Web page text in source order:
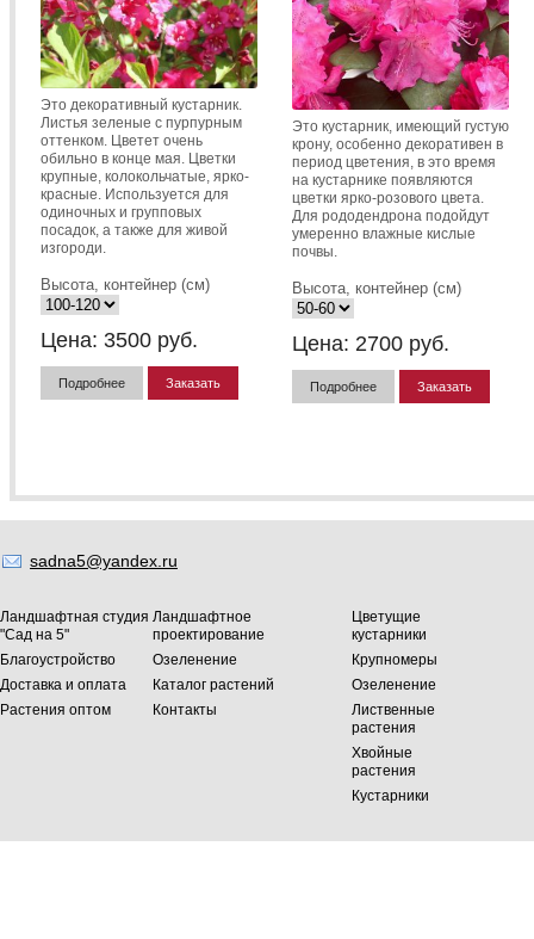
Это декоративный кустарник.
Листья зеленые с пурпурным
оттенком. Цветет очень
обильно в конце мая. Цветки
крупные, колокольчатые, ярко-
красные. Используется для
одиночных и групповых
посадок, а также для живой
изгороди.
Высота, контейнер (см)
Цена: 3500 руб.
Подробнее Заказать
Это кустарник, имеющий густую
крону, особенно декоративен в
период цветения, в это время
на кустарнике появляются
цветки ярко-розового цвета.
Для рододендрона подойдут
умеренно влажные кислые
почвы.
Высота, контейнер (см)
Цена: 2700 руб.
Подробнее Заказать
sadna5@yandex.ru
Ландшафтная студия
"Сад на 5"
Ландшафтное
проектирование
Благоустройство
Озеленение
Доставка и оплата
Каталог растений
Растения оптом
Контакты
Цветущие
кустарники
Крупномеры
Озеленение
Лиственные
растения
Хвойные
растения
Кустарники